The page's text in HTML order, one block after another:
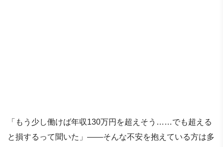
「もう少し働けば年収130万円を超えそう……でも超える
と損するって聞いた」——そんな不安を抱えている方は多